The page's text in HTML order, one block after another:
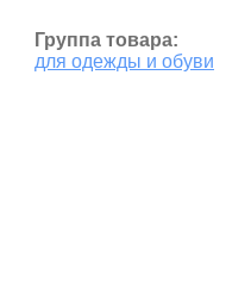
Группа товара:
для одежды и обуви